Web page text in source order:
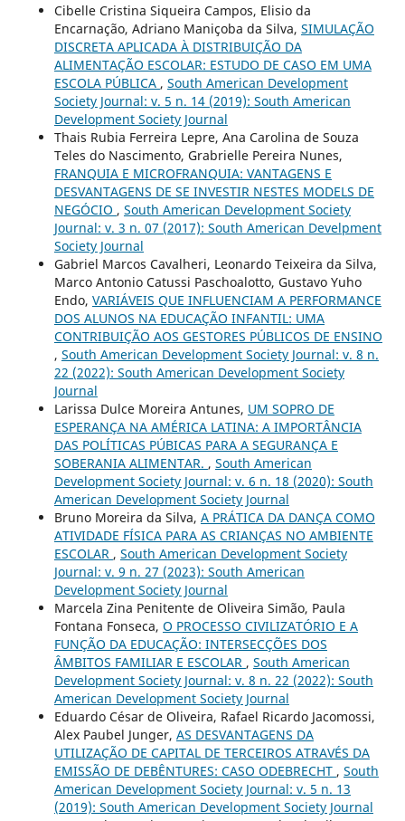
Cibelle Cristina Siqueira Campos, Elisio da
Encarnação, Adriano Maniçoba da Silva, SIMULAÇÃO
DISCRETA APLICADA À DISTRIBUIÇÃO DA
ALIMENTAÇÃO ESCOLAR: ESTUDO DE CASO EM UMA
ESCOLA PÚBLICA , South American Development
Society Journal: v. 5 n. 14 (2019): South American
Development Society Journal
Thais Rubia Ferreira Lepre, Ana Carolina de Souza
Teles do Nascimento, Grabrielle Pereira Nunes,
FRANQUIA E MICROFRANQUIA: VANTAGENS E
DESVANTAGENS DE SE INVESTIR NESTES MODELS DE
NEGÓCIO , South American Development Society
Journal: v. 3 n. 07 (2017): South American Develpment
Society Journal
Gabriel Marcos Cavalheri, Leonardo Teixeira da Silva,
Marco Antonio Catussi Paschoalotto, Gustavo Yuho
Endo, VARIÁVEIS QUE INFLUENCIAM A PERFORMANCE
DOS ALUNOS NA EDUCAÇÃO INFANTIL: UMA
CONTRIBUIÇÃO AOS GESTORES PÚBLICOS DE ENSINO
, South American Development Society Journal: v. 8 n.
22 (2022): South American Development Society
Journal
Larissa Dulce Moreira Antunes, UM SOPRO DE
ESPERANÇA NA AMÉRICA LATINA: A IMPORTÂNCIA
DAS POLÍTICAS PÚBICAS PARA A SEGURANÇA E
SOBERANIA ALIMENTAR. , South American
Development Society Journal: v. 6 n. 18 (2020): South
American Development Society Journal
Bruno Moreira da Silva, A PRÁTICA DA DANÇA COMO
ATIVIDADE FÍSICA PARA AS CRIANÇAS NO AMBIENTE
ESCOLAR , South American Development Society
Journal: v. 9 n. 27 (2023): South American
Development Society Journal
Marcela Zina Penitente de Oliveira Simão, Paula
Fontana Fonseca, O PROCESSO CIVILIZATÓRIO E A
FUNÇÃO DA EDUCAÇÃO: INTERSECÇÕES DOS
ÂMBITOS FAMILIAR E ESCOLAR , South American
Development Society Journal: v. 8 n. 22 (2022): South
American Development Society Journal
Eduardo César de Oliveira, Rafael Ricardo Jacomossi,
Alex Paubel Junger, AS DESVANTAGENS DA
UTILIZAÇÃO DE CAPITAL DE TERCEIROS ATRAVÉS DA
EMISSÃO DE DEBÊNTURES: CASO ODEBRECHT , South
American Development Society Journal: v. 5 n. 13
(2019): South American Development Society Journal